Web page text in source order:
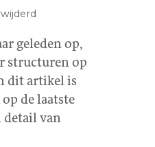
geleden op,
structuren op
dit artikel is
de laatste
van